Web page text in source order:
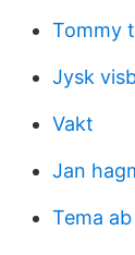
Tommy
Jysk
Vakt
Jan
Tema ab